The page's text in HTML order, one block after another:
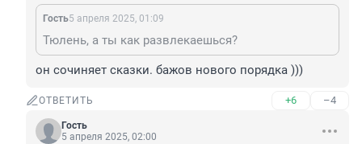
Гость5 апреля 2025, 01:09
Тюлень, а ты как развлекаешься?
он сочиняет сказки. бажов нового порядка )))
ОТВЕТИТЬ +6 –4
Гость
5 апреля 2025, 02:00